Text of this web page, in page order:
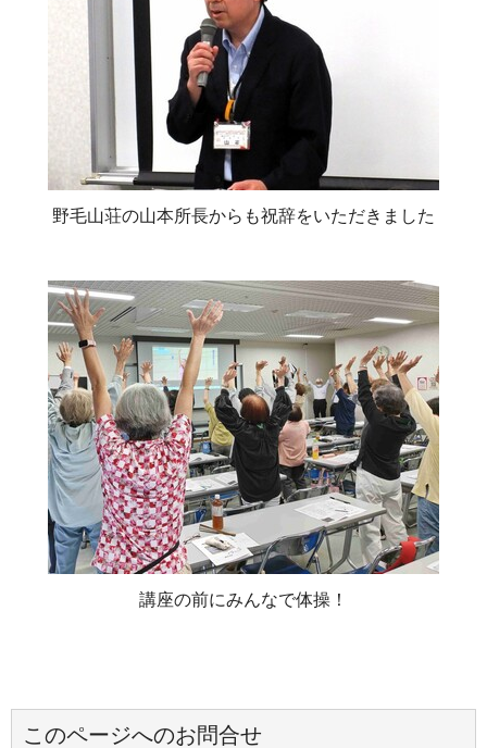
野毛山荘の山本所長からも祝辞をいただきました
講座の前にみんなで体操！
このページへのお問合せ